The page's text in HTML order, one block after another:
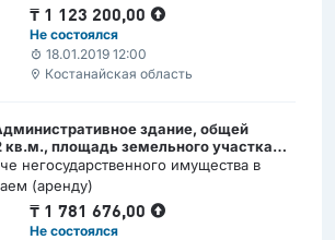
₸ 1 123 200,00
Не состоялся
18.01.2019 12:00
Костанайская область
здание, общей
площадь земельного участка
-обл. Павлодарская,
Бектурова, д.22. Кадастровый
негосударственного имущества в
(аренду)
₸ 1 781 676,00
Не состоялся